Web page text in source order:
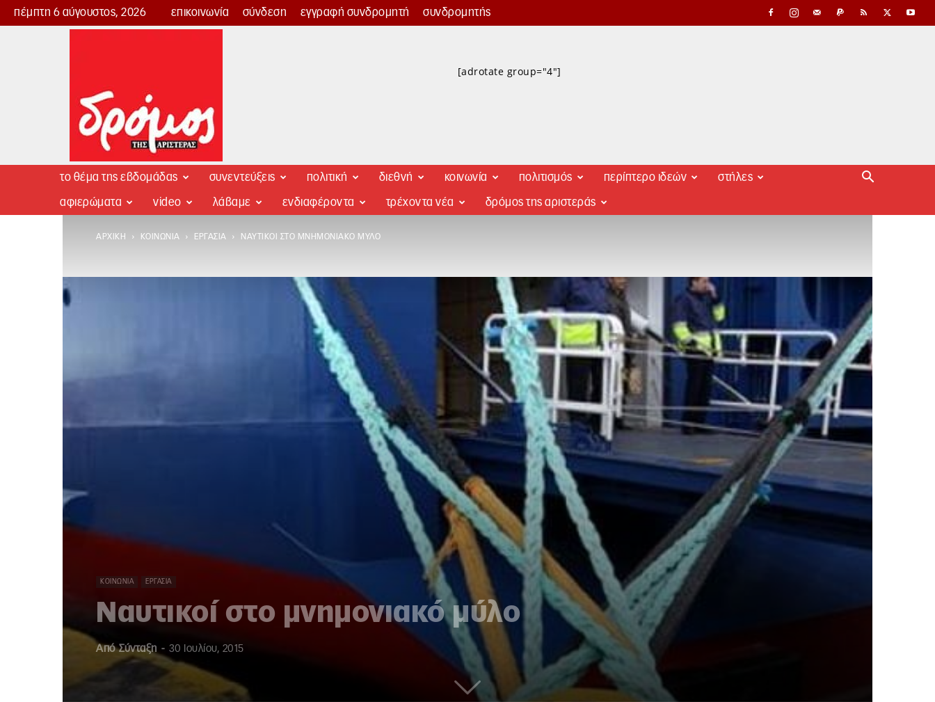
πέμπτη 6 αύγουστος, 2026 επικοινωνία σύνδεση εγγραφή συνδρομητή συνδρομητής
Δρόμος
[adrotate group="4"]
το θέμα της εβδομάδας συνεντεύξεις πολιτική διεθνή κοινωνία πολιτισμός περίπτερο ιδεών στήλες
αφιερώματα video λάβαμε ενδιαφέροντα τρέχοντα νέα δρόμος της αριστεράς
ΑΡΧΙΚΉ ΚΟΙΝΩΝΊΑ ΕΡΓΑΣΊΑ ΝΑΥΤΙΚΟΊ ΣΤΟ ΜΝΗΜΟΝΙΑΚΌ ΜΎΛΟ
ΚΟΙΝΩΝΊΑ ΕΡΓΑΣΊΑ
Ναυτικοί στο μνημονιακό μύλο
Από Σύνταξη - 30 Ιουλίου, 2015